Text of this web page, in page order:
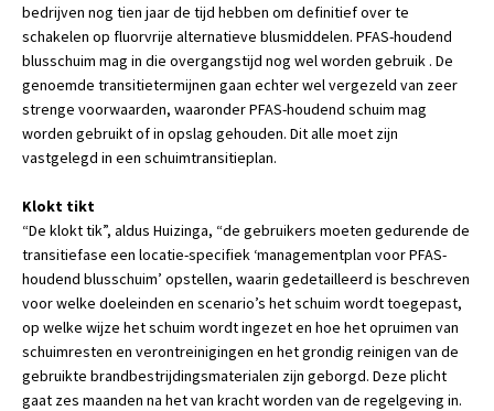
bedrijven nog tien jaar de tijd hebben om definitief over te
schakelen op fluorvrije alternatieve blusmiddelen. PFAS-houdend
blusschuim mag in die overgangstijd nog wel worden gebruik . De
genoemde transitietermijnen gaan echter wel vergezeld van zeer
strenge voorwaarden, waaronder PFAS-houdend schuim mag
worden gebruikt of in opslag gehouden. Dit alle moet zijn
vastgelegd in een schuimtransitieplan.
Klokt tikt
“De klokt tik”, aldus Huizinga, “de gebruikers moeten gedurende de
transitiefase een locatie-specifiek ‘managementplan voor PFAS-
houdend blusschuim’ opstellen, waarin gedetailleerd is beschreven
voor welke doeleinden en scenario’s het schuim wordt toegepast,
op welke wijze het schuim wordt ingezet en hoe het opruimen van
schuimresten en verontreinigingen en het grondig reinigen van de
gebruikte brandbestrijdingsmaterialen zijn geborgd. Deze plicht
gaat zes maanden na het van kracht worden van de regelgeving in.